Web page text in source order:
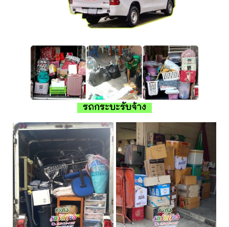
รถกระบะรับจ้าง